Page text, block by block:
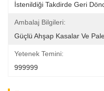
İstenildiği Takdirde Geri
Ambalaj Bilgileri:
Güçlü Ahşap Kasalar Ve
Yetenek Temini:
999999